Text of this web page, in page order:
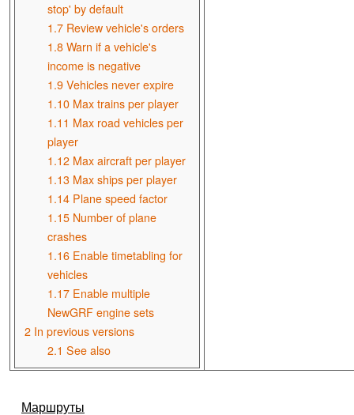
stop' by default
1.7 Review vehicle's orders
1.8 Warn if a vehicle's
income is negative
1.9 Vehicles never expire
1.10 Max trains per player
1.11 Max road vehicles per
player
1.12 Max aircraft per player
1.13 Max ships per player
1.14 Plane speed factor
1.15 Number of plane
crashes
1.16 Enable timetabling for
vehicles
1.17 Enable multiple
NewGRF engine sets
2 In previous versions
2.1 See also
Маршруты